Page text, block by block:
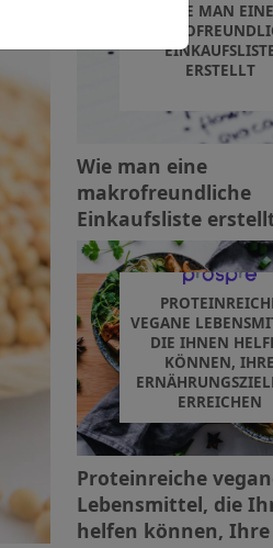
WIE MAN EINE
ERSTELLT
Wie man eine
makrofreundliche
Einkaufsliste
VEGANE
DIE IHNEN
KÖNNEN, IHRE
ERREICHEN
Proteinreiche
Lebensmittel, die
helfen können, Ihre